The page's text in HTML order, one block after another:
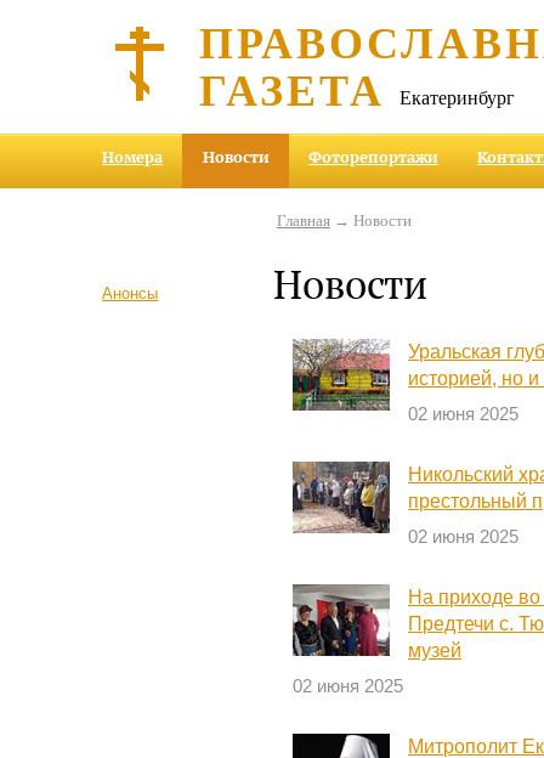
ГАЗЕТА Екатеринбург
Номера Новости Фоторепортажи
Анонсы
Главная→ Новости
Новости
Уральская
историей, но
02 июня 2025
Никольский
престольный
02 июня 2025
На приходе
Предтечи с.
музей
02 июня 2025
Митрополит